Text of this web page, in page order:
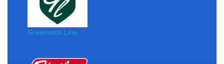
Greenwich Line